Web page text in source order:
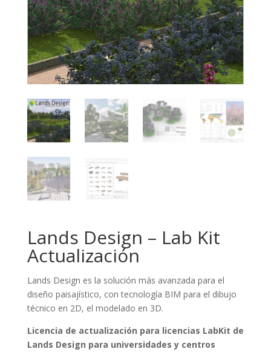
Lands Design – Lab Kit
Actualización
Lands Design es la solución más avanzada para el
diseño paisajístico, con tecnología BIM para el dibujo
técnico en 2D, el modelado en 3D.
Licencia de actualización para licencias LabKit de
Lands Design para universidades y centros